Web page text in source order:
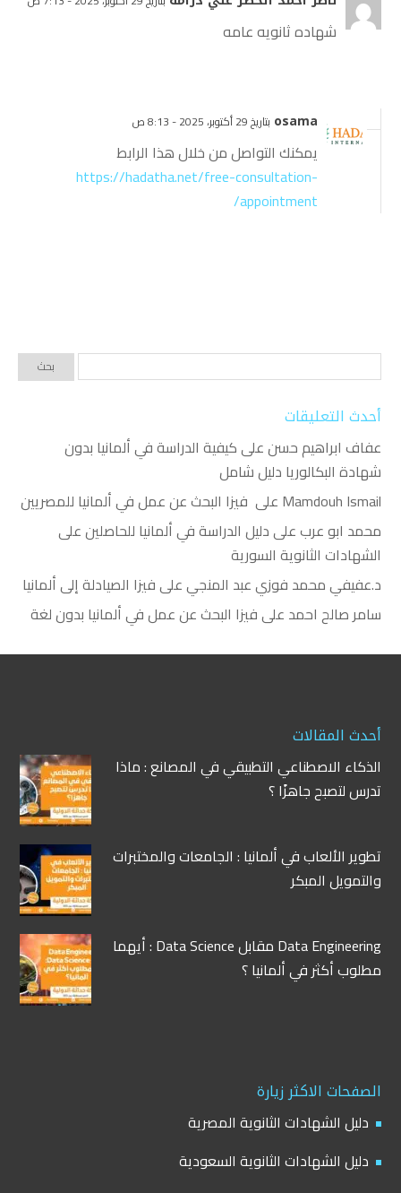
شهاده ثانويه عامه
osama بتاريخ 29 أكتوبر، 2025 - 8:13 ص
يمكنك التواصل من خلال هذا الرابط
https://hadatha.net/free-consultation-
appointment/
أحدث التعليقات
عفاف ابراهيم حسنعلىكيفية الدراسة في ألمانيا بدون
شهادة البكالوريا دليل شامل
Mamdouh Ismail على فيزا البحث عن عمل في ألمانيا للمصريين
محمد ابو عربعلىدليل الدراسة في ألمانيا للحاصلين على
الشهادات الثانوية السورية
د.عفيفي محمد فوزي عبد المنجيعلىفيزا الصيادلة إلى ألمانيا
سامر صالح احمد علىفيزا البحث عن عمل في ألمانيا بدون لغة
أحدث المقالات
الذكاء الاصطناعي التطبيقي في المصانع : ماذا
تدرس لتصبح جاهزًا ؟
تطوير الألعاب في ألمانيا : الجامعات والمختبرات
والتمويل المبكر
Data Engineering مقابل Data Science : أيهما
مطلوب أكثر في ألمانيا ؟
الصفحات الاكثر زيارة
دليل الشهادات الثانوية المصرية
دليل الشهادات الثانوية السعودية